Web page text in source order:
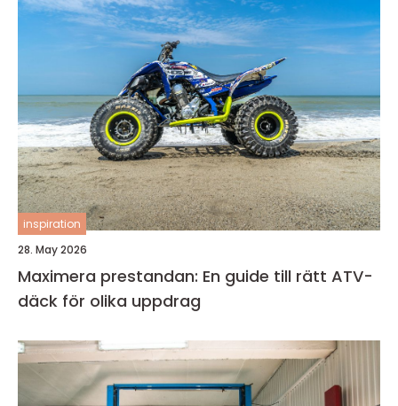
inspiration
28. May 2026
Maximera prestandan: En guide till rätt ATV-
däck för olika uppdrag